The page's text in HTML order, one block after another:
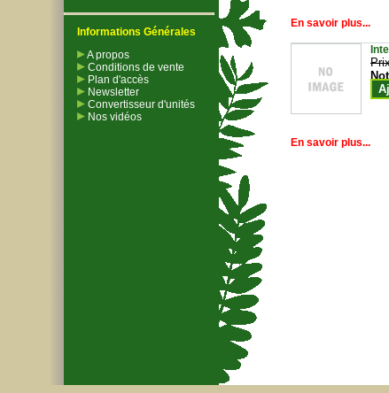
Informations Générales
A propos
Conditions de vente
Plan d'accès
Newsletter
Convertisseur d'unités
Nos vidéos
En savoir plus...
En savoir plus...